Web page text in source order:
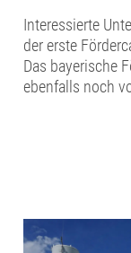
Interessierte
der erste
Das bayerische
ebenfalls noch